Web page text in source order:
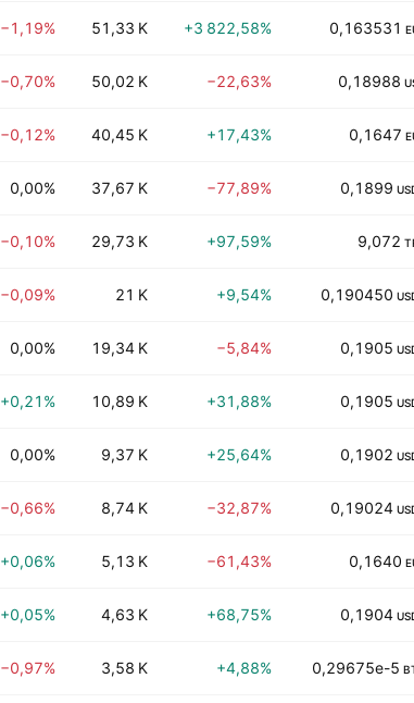
−1,19% 51,33 K +3 822,58% 0,163531
−0,70% 50,02 K −22,63% 0,18988
−0,12% 40,45 K +17,43% 0,1647
0,00% 37,67 K −77,89% 0,1899
−0,10% 29,73 K +97,59% 9,072
−0,09% 21 K +9,54% 0,190450
0,00% 19,34 K −5,84% 0,1905
+0,21% 10,89 K +31,88% 0,1905
0,00% 9,37 K +25,64% 0,1902
−0,66% 8,74 K −32,87% 0,19024
+0,06% 5,13 K −61,43% 0,1640
+0,05% 4,63 K +68,75% 0,1904
−0,97% 3,58 K +4,88% 0,29675e-5